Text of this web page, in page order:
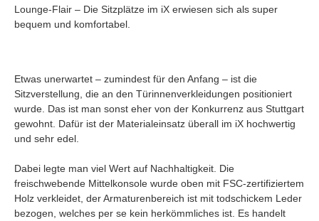
Lounge-Flair – Die Sitzplätze im iX erwiesen sich als super
bequem und komfortabel.
Etwas unerwartet – zumindest für den Anfang – ist die
Sitzverstellung, die an den Türinnenverkleidungen positioniert
wurde. Das ist man sonst eher von der Konkurrenz aus Stuttgart
gewohnt. Dafür ist der Materialeinsatz überall im iX hochwertig
und sehr edel.
Dabei legte man viel Wert auf Nachhaltigkeit. Die
freischwebende Mittelkonsole wurde oben mit FSC-zertifiziertem
Holz verkleidet, der Armaturenbereich ist mit todschickem Leder
bezogen, welches per se kein herkömmliches ist. Es handelt